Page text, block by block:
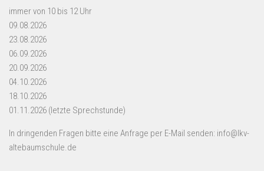
immer von 10 bis 12 Uhr
09.08.2026
23.08.2026
06.09.2026
20.09.2026
04.10.2026
18.10.2026
01.11.2026 (letzte Sprechstunde)
In dringenden Fragen bitte eine Anfrage per E-Mail senden: info@lkv-
altebaumschule.de